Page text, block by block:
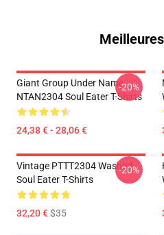
Giant Group Under Name
NTAN2304 Soul Eater T-Shirts
24,38 € - 28,06 €
-20%
Vintage PTTT2304 Washed
Soul Eater T-Shirts
32,20 €$35
-20%